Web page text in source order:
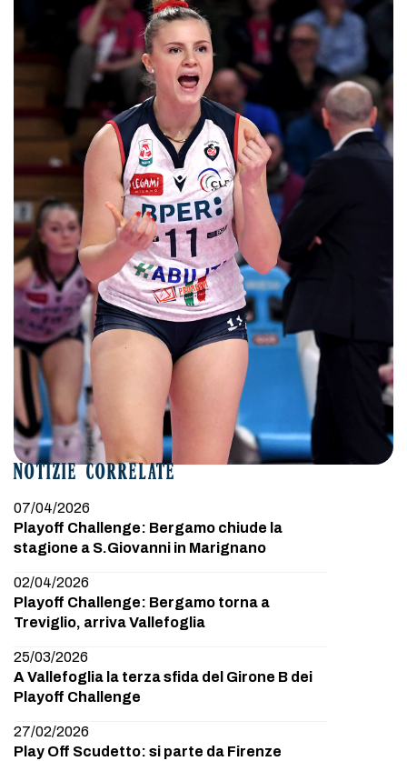
NOTIZIE CORRELATE
07/04/2026
Playoff Challenge: Bergamo chiude la
stagione a S.Giovanni in Marignano
02/04/2026
Playoff Challenge: Bergamo torna a
Treviglio, arriva Vallefoglia
25/03/2026
A Vallefoglia la terza sfida del Girone B dei
Playoff Challenge
27/02/2026
Play Off Scudetto: si parte da Firenze